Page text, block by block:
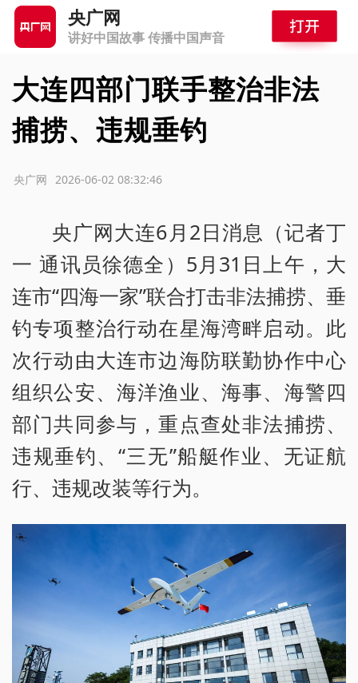
央广网
讲好中国故事 传播中国声音
大连四部门联手整治非法
捕捞、违规垂钓
2026-06-02 08:32:46
央广网
央广网大连6月2日消息（记者丁
一 通讯员徐德全）5月31日上午，大
连市“四海一家”联合打击非法捕捞、垂
钓专项整治行动在星海湾畔启动。此
次行动由大连市边海防联勤协作中心
组织公安、海洋渔业、海事、海警四
部门共同参与，重点查处非法捕捞、
违规垂钓、“三无”船艇作业、无证航
行、违规改装等行为。